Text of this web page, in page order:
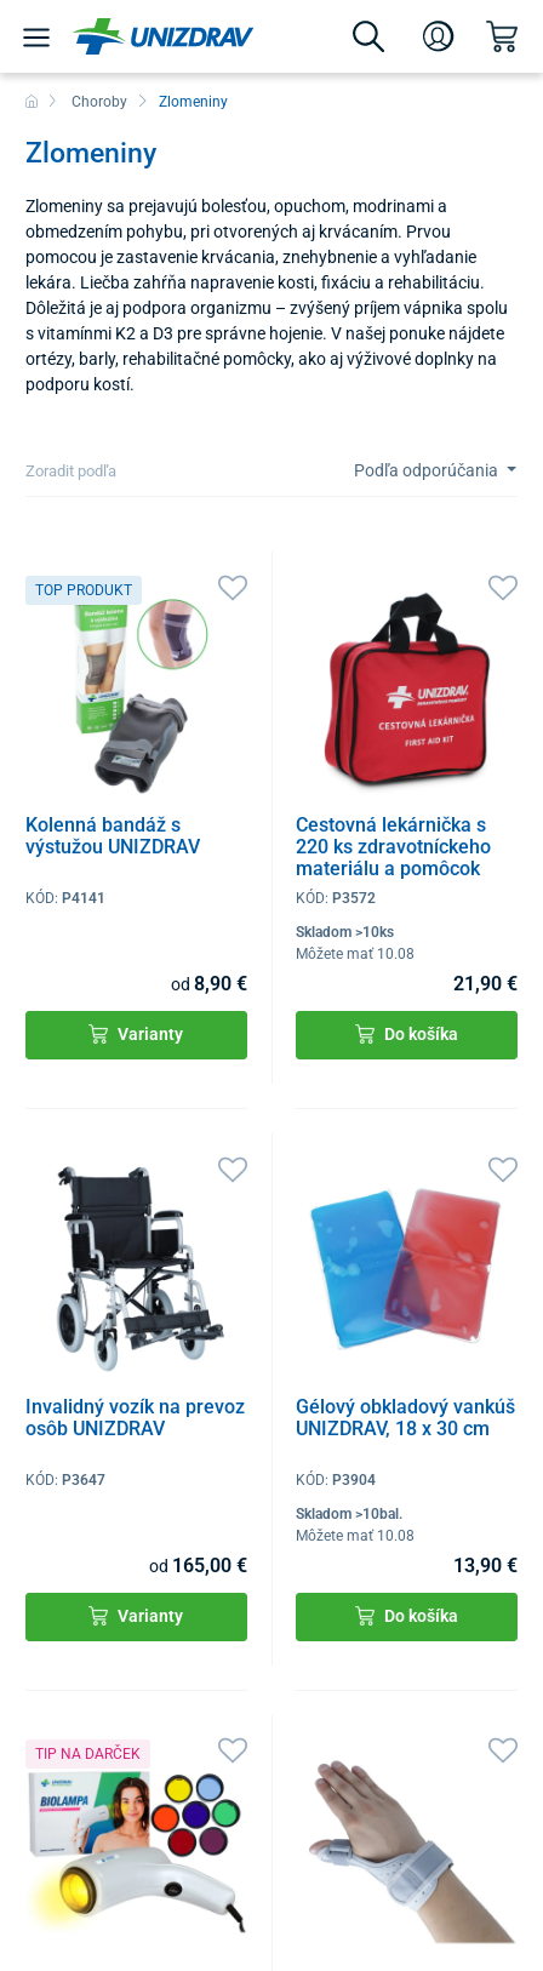
Choroby Zlomeniny
Zlomeniny
Zlomeniny sa prejavujú bolesťou, opuchom, modrinami a
obmedzením pohybu, pri otvorených aj krvácaním. Prvou
pomocou je zastavenie krvácania, znehybnenie a vyhľadanie
lekára. Liečba zahŕňa napravenie kosti, fixáciu a rehabilitáciu.
Dôležitá je aj podpora organizmu – zvýšený príjem vápnika spolu
s vitamínmi K2 a D3 pre správne hojenie. V našej ponuke nájdete
ortézy, barly, rehabilitačné pomôcky, ako aj výživové doplnky na
podporu kostí.
Zoradit podľa Podľa odporúčania
TOP PRODUKT
Kolenná bandáž s
výstužou UNIZDRAV
KÓD: P4141
od 8,90 €
Varianty
Cestovná lekárnička s
220 ks zdravotníckeho
materiálu a pomôcok
KÓD: P3572
Skladom >10ks
Môžete mať 10.08
21,90 €
Do košíka
Invalidný vozík na prevoz
osôb UNIZDRAV
KÓD: P3647
od 165,00 €
Varianty
Gélový obkladový vankúš
UNIZDRAV, 18 x 30 cm
KÓD: P3904
Skladom >10bal.
Môžete mať 10.08
13,90 €
Do košíka
TIP NA DARČEK